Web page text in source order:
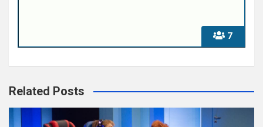
7
Related Posts